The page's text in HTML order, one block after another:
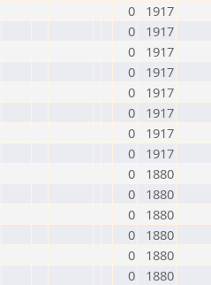
0
1917
0
1917
0
1917
0
1917
0
1917
0
1917
0
1917
0
1917
0
1880
0
1880
0
1880
0
1880
0
1880
0
1880